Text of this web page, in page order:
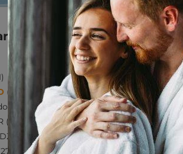
Emoti »
oferty
)
(
SPA
110)
(
139)
27
Hotel
PINEA
Więcej
Nowość